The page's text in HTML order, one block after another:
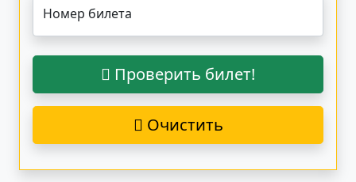
Номер билета
Проверить билет!
Очистить